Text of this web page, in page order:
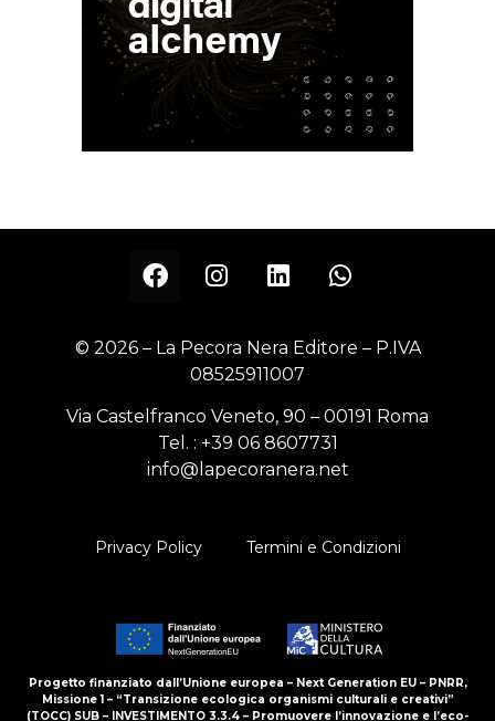
© 2026 – La Pecora Nera Editore – P.IVA
08525911007
Via Castelfranco Veneto, 90 – 00191 Roma
Tel. : +39 06 8607731
info@lapecoranera.net
Privacy Policy Termini e Condizioni
Progetto finanziato dall’Unione europea – Next Generation EU – PNRR,
Missione 1 – “Transizione ecologica organismi culturali e creativi”
(TOCC) SUB – INVESTIMENTO 3.3.4 – Promuovere l’innovazione e l’eco-